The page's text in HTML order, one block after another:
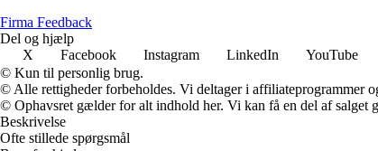
Firma Feedback
Del og hjælp
X
Facebook Instagram LinkedIn YouTube
© Kun til personlig brug.
© Alle rettigheder forbeholdes. Vi deltager i affiliateprogrammer
© Ophavsret gælder for alt indhold her. Vi kan få en del af salget
Beskrivelse
Ofte stillede spørgsmål